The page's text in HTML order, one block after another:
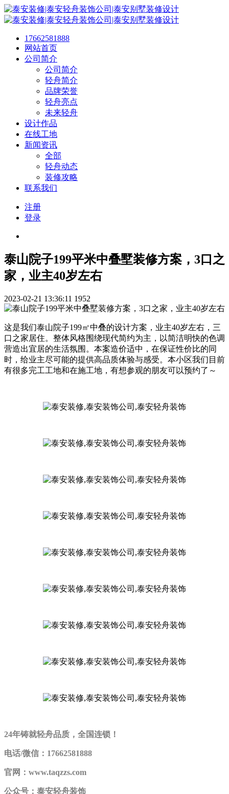
17662581888
网站首页
公司简介
公司简介
轻舟简介
品牌荣誉
轻舟亮点
未来轻舟
设计作品
在线工地
新闻资讯
全部
轻舟动态
装修攻略
联系我们
注册
登录
泰山院子199平米中叠墅装修方案，3口之
家，业主40岁左右
2023-02-21 13:36:11 1952
这是我们泰山院子199㎡中叠的设计方案，业主40岁左右，三
口之家居住。整体风格围绕现代简约为主，以简洁明快的色调
营造出宜居的生活氛围。本案造价适中，在保证性价比的同
时，给业主尽可能的提供高品质体验与感受。本小区我们目前
有很多完工工地和在施工地，有想参观的朋友可以预约了～
24年铸就轻舟品质，全国连锁！
电话/微信：17662581888
官网：www.taqzzs.com
公众号：泰安轻舟装饰